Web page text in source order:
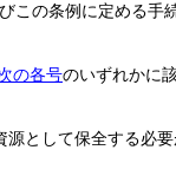
この条例に定める手
の各号のいずれかに
として保全する必要